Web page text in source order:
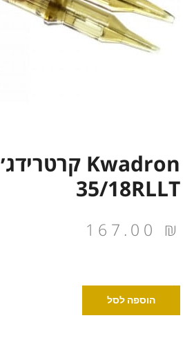
Kwadron קרטרידג׳
35/18RLLT
167.00 ₪
הוספה לסל